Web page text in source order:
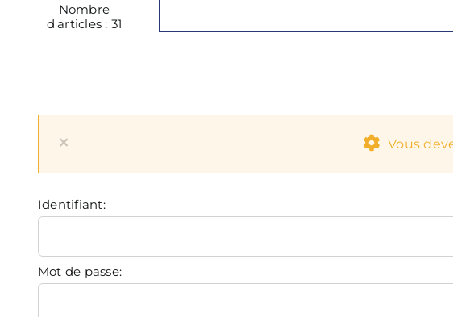
Nombre
d'articles : 31
× Vous
Identifiant:
Mot de passe: